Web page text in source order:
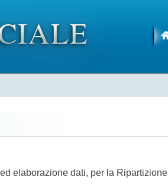
elaborazione dati, per la Ripartizione